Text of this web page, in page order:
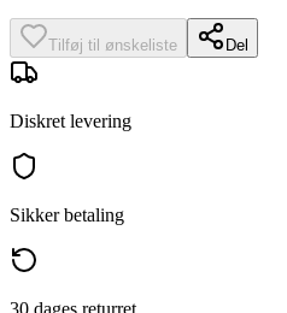
Tilføj til ønskeliste Del
Diskret levering
Sikker betaling